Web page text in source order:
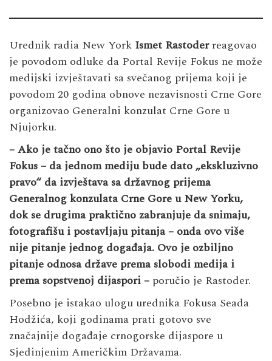
Urednik radia New York Ismet Rastoderreagovao
je povodom odluke da Portal Revije Fokus ne može
medijski izvještavati sa svečanog prijema koji je
povodom 20 godina obnove nezavisnosti Crne Gore
organizovao Generalni konzulat Crne Gore u
Njujorku.
– Ako je tačno ono što je objavio Portal Revije
Fokus – da jednom mediju bude dato „ekskluzivno
pravo“ da izvještava sa državnog prijema
Generalnog konzulata Crne Gore u New Yorku,
dok se drugima praktično zabranjuje da snimaju,
fotografišu i postavljaju pitanja – onda ovo više
nije pitanje jednog događaja. Ovo je ozbiljno
pitanje odnosa države prema slobodi medija i
prema sopstvenoj dijaspori – poručio je Rastoder.
Posebno je istakao ulogu urednika Fokusa Seada
Hodžića, koji godinama prati gotovo sve
značajnije događaje crnogorske dijaspore u
Sjedinjenim Američkim Državama.